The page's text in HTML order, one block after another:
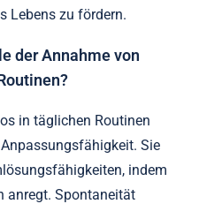
Lebens zu fördern.
der Annahme von
in täglichen Routinen
Sie
indem
anregt. Spontaneität